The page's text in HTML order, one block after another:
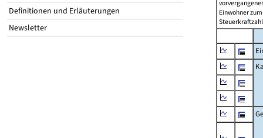
Definitionen und Erläuterungen
Newsletter
Einwohner